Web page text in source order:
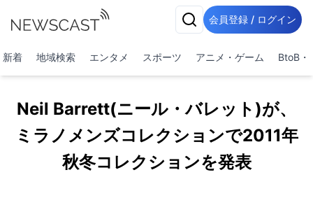
会員登録 / ログイン
新着 地域検索 エンタメ スポーツ アニメ・ゲーム BtoB・
Neil Barrett(ニール・バレット)が、
ミラノメンズコレクションで2011年
秋冬コレクションを発表